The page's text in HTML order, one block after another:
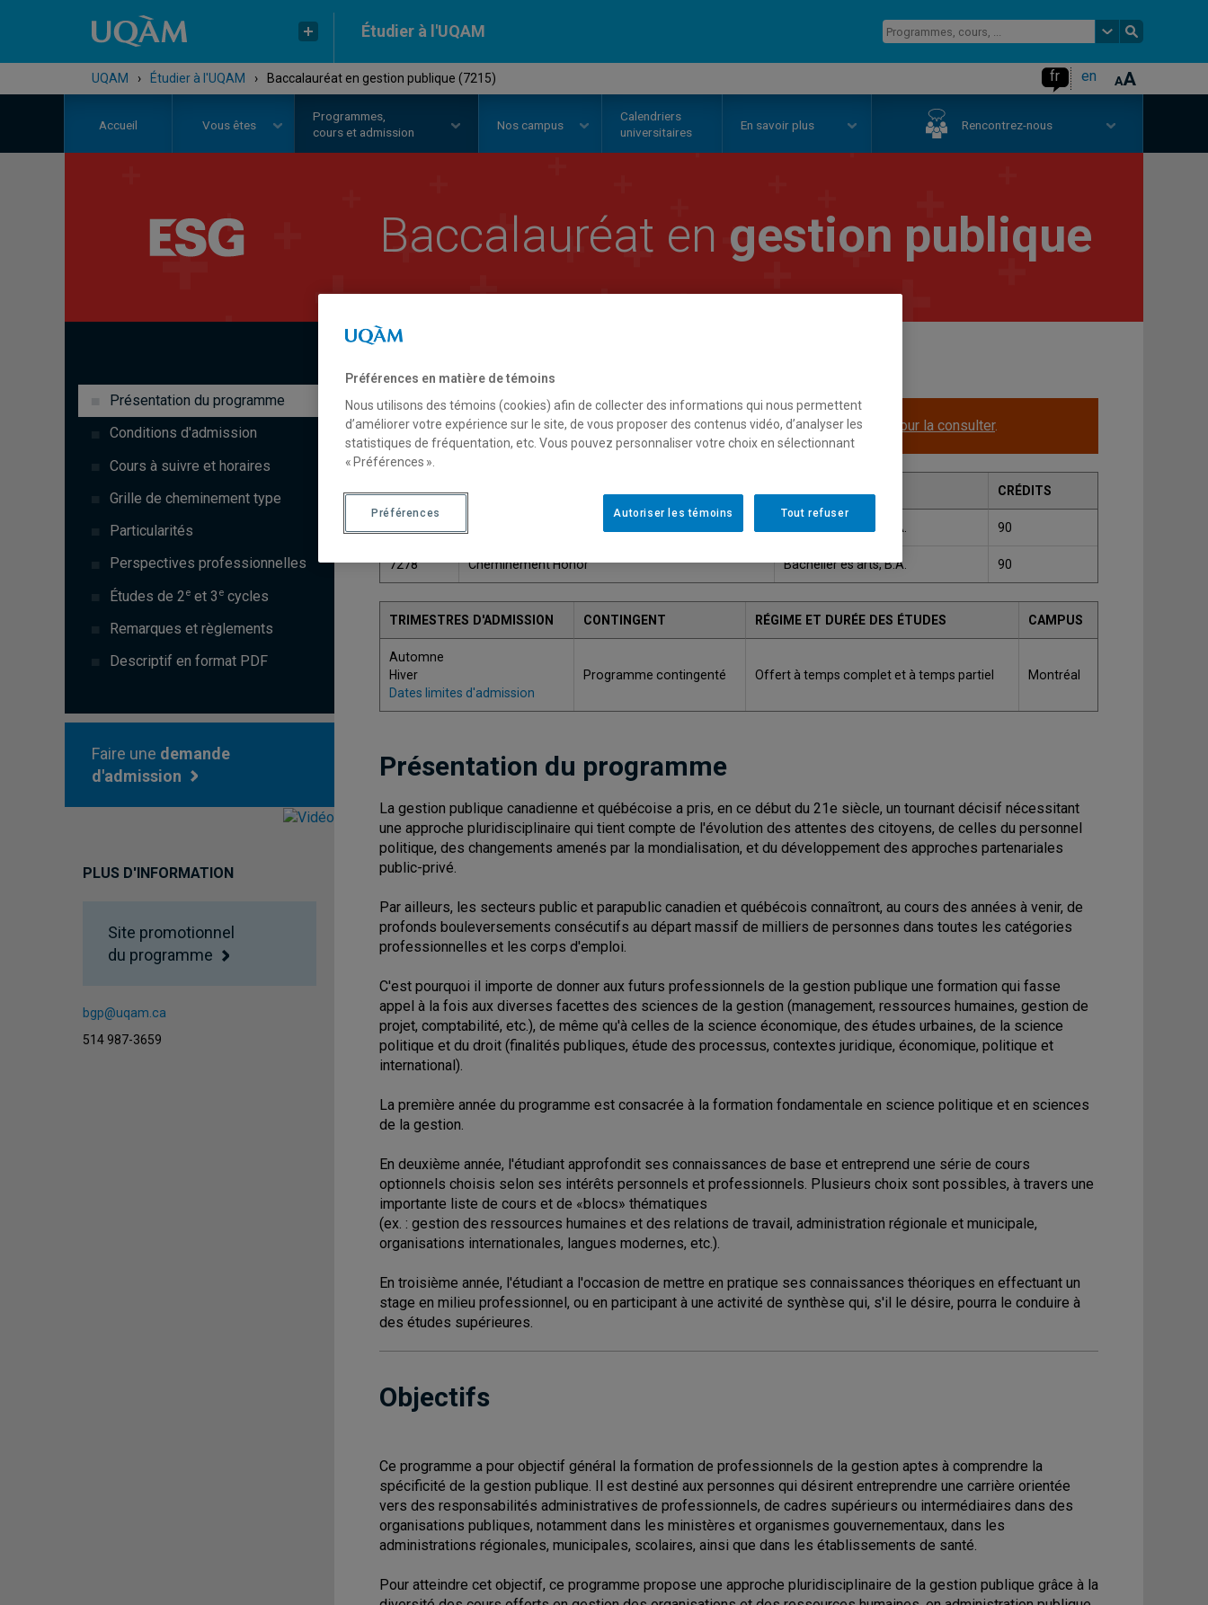
Étudier à l'UQAM
UQAM › Étudier à l'UQAM › Baccalauréat en gestion publique (7215) fr en
Accueil Vous êtes
Programmes,
cours et admission
Nos campus
Calendriers
universitaires
En savoir plus Rencontrez-nous
Baccalauréat en gestion publique
Présentation du programme
Conditions d'admission
Cours à suivre et horaires
Grille de cheminement type
Particularités
Perspectives professionnelles
Études de 2 e et 3 e cycles
Remarques et règlements
Descriptif en format PDF
Faire une demande
d'admission
PLUS D'INFORMATION
Site promotionnel
du programme
bgp@uqam.ca
514 987-3659
Une version plus récente de ce programme est disponible.Cliquez ici pour la consulter.
CODE CRÉDITS
Baccalauréat en gestion publique Bachelier ès arts, B.A. 90
7278 Cheminement Honor Bachelier ès arts, B.A. 90
TRIMESTRES D'ADMISSION CONTINGENT RÉGIME ET DURÉE DES ÉTUDES CAMPUS
Automne
Hiver
Dates limites d'admission
Programme contingenté Offert à temps complet et à temps partiel Montréal
Présentation du programme
La gestion publique canadienne et québécoise a pris, en ce début du 21e siècle, un tournant décisif nécessitant
une approche pluridisciplinaire qui tient compte de l'évolution des attentes des citoyens, de celles du personnel
politique, des changements amenés par la mondialisation, et du développement des approches partenariales
public-privé.
Par ailleurs, les secteurs public et parapublic canadien et québécois connaîtront, au cours des années à venir, de
profonds bouleversements consécutifs au départ massif de milliers de personnes dans toutes les catégories
professionnelles et les corps d'emploi.
C'est pourquoi il importe de donner aux futurs professionnels de la gestion publique une formation qui fasse
appel à la fois aux diverses facettes des sciences de la gestion (management, ressources humaines, gestion de
projet, comptabilité, etc.), de même qu'à celles de la science économique, des études urbaines, de la science
politique et du droit (finalités publiques, étude des processus, contextes juridique, économique, politique et
international).
La première année du programme est consacrée à la formation fondamentale en science politique et en sciences
de la gestion.
En deuxième année, l'étudiant approfondit ses connaissances de base et entreprend une série de cours
optionnels choisis selon ses intérêts personnels et professionnels. Plusieurs choix sont possibles, à travers une
importante liste de cours et de «blocs» thématiques
(ex. : gestion des ressources humaines et des relations de travail, administration régionale et municipale,
organisations internationales, langues modernes, etc.).
En troisième année, l'étudiant a l'occasion de mettre en pratique ses connaissances théoriques en effectuant un
stage en milieu professionnel, ou en participant à une activité de synthèse qui, s'il le désire, pourra le conduire à
des études supérieures.
Objectifs
Ce programme a pour objectif général la formation de professionnels de la gestion aptes à comprendre la
spécificité de la gestion publique. Il est destiné aux personnes qui désirent entreprendre une carrière orientée
vers des responsabilités administratives de professionnels, de cadres supérieurs ou intermédiaires dans des
organisations publiques, notamment dans les ministères et organismes gouvernementaux, dans les
administrations régionales, municipales, scolaires, ainsi que dans les établissements de santé.
Pour atteindre cet objectif, ce programme propose une approche pluridisciplinaire de la gestion publique grâce à la
Préférences en matière de témoins
Nous utilisons des témoins (cookies) afin de collecter des informations qui nous permettent
d’améliorer votre expérience sur le site, de vous proposer des contenus vidéo, d’analyser les
statistiques de fréquentation, etc. Vous pouvez personnaliser votre choix en sélectionnant
« Préférences ».
Tout refuser
Autoriser les témoins
Préférences